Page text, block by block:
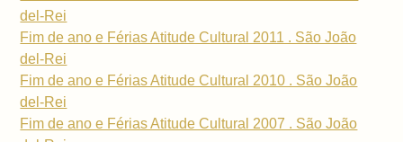
del-Rei
Fim de ano e Férias Atitude Cultural 2011 . São João
del-Rei
Fim de ano e Férias Atitude Cultural 2010 . São João
del-Rei
Fim de ano e Férias Atitude Cultural 2007 . São João